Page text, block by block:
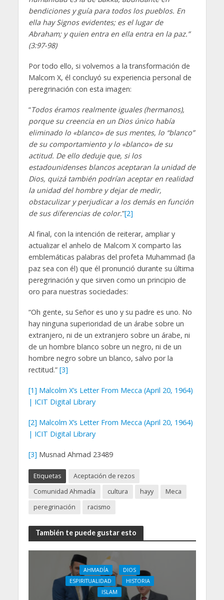
bendiciones y guía para todos los pueblos. En
ella hay Signos evidentes; es el lugar de
Abraham; y quien entra en ella entra en la paz.”
(3:97-98)
Por todo ello, si volvemos a la transformación de
Malcom X, él concluyó su experiencia personal de
peregrinación con esta imagen:
“Todos éramos realmente iguales (hermanos),
porque su creencia en un Dios único había
eliminado lo «blanco» de sus mentes, lo “blanco”
de su comportamiento y lo «blanco» de su
actitud. De ello deduje que, si los
estadounidenses blancos aceptaran la unidad de
Dios, quizá también podrían aceptar en realidad
la unidad del hombre y dejar de medir,
obstaculizar y perjudicar a los demás en función
de sus diferencias de color.”[2]
Al final, con la intención de reiterar, ampliar y
actualizar el anhelo de Malcom X comparto las
emblemáticas palabras del profeta Muhammad (la
paz sea con él) que él pronunció durante su última
peregrinación y que sirven como un principio de
oro para nuestras sociedades:
“Oh gente, su Señor es uno y su padre es uno. No
hay ninguna superioridad de un árabe sobre un
extranjero, ni de un extranjero sobre un árabe, ni
de un hombre blanco sobre un negro, ni de un
hombre negro sobre un blanco, salvo por la
rectitud.” [3]
[1] Malcolm X’s Letter From Mecca (April 20, 1964)
| ICIT Digital Library
[2] Malcolm X’s Letter From Mecca (April 20, 1964)
| ICIT Digital Library
[3] Musnad Ahmad 23489
Etiquetas
Aceptación de rezos
Comunidad Ahmadía
cultura hayy
Meca
peregrinación
racismo
También te puede gustar esto
AHMADÍA
DIOS
ESPIRITUALIDAD
HISTORIA
ISLAM